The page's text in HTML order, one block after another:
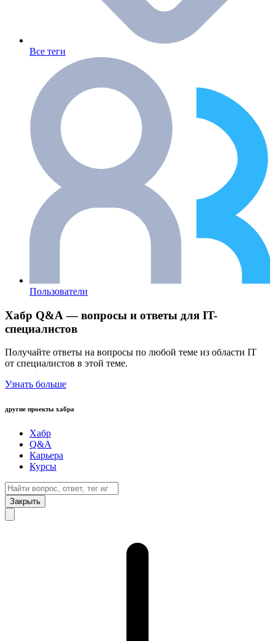
Все теги
Пользователи
Хабр Q&A — вопросы и ответы для IT-
специалистов
Получайте ответы на вопросы по любой теме из области IT
от специалистов в этой теме.
Узнать больше
другие проекты хабра
Хабр
Q&A
Карьера
Курсы
Закрыть